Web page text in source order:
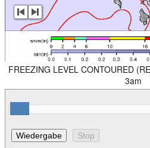
FREEZING LEVEL CONTOURED
3am